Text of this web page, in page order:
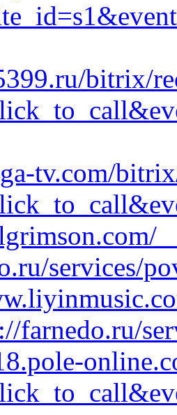
bitrix/
tv.com/
services/
farnedo.ru/